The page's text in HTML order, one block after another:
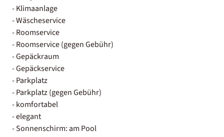
- Klimaanlage
- Wäscheservice
- Roomservice
- Roomservice (gegen Gebühr)
- Gepäckraum
- Gepäckservice
- Parkplatz
- Parkplatz (gegen Gebühr)
- komfortabel
- elegant
- Sonnenschirm: am Pool